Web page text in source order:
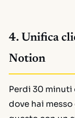
4. Unifica
Notion
Perdi 30 minuti
dove hai